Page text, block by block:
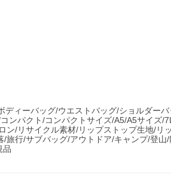
ィーバッグ/ウエストバッグ/ショルダー
ンパクト/コンパクトサイズ/A5/A5サイズ
ン/リサイクル素材/リップストップ生地/リ
旅行/サブバッグ/アウトドア/キャンプ/登
品